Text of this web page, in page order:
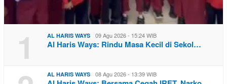
1 AL HARIS WAYS 09 Agu 2026 - 15:24 WIB
Al Haris Ways: Rindu Masa Kecil di Sekol…
AL HARIS WAYS 08 Agu 2026 - 13:39 WIB